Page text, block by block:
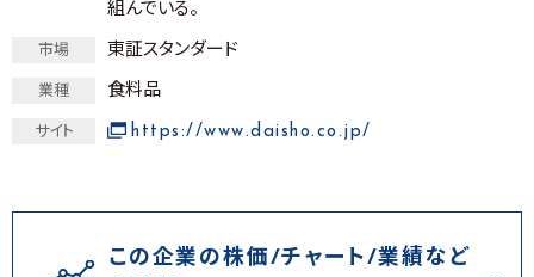
組んでいる。
市場 東証スタンダード
業種 食料品
サイト https://www.daisho.co.jp/
この企業の株価/チャート/業績など